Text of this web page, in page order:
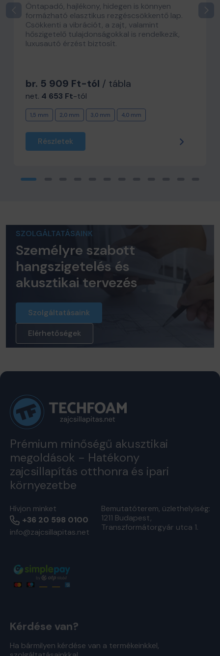
Öntapadó, hajlékony, hidegen is könnyen
formázható elasztikus rezgéscsökkentő lap.
Csökkenti a vibrációt, a zajt, valamint
hőszigetelő tulajdonságokkal is rendelkezik,
luxusautó érzést biztosít.
br. 5 909 Ft-tól / tábla
net. 4 653 Ft-tól
1,5 mm 2,0 mm 3,0 mm 4,0 mm
Részletek
SZOLGÁLTATÁSAINK
Személyre szabott
hangszigetelés és
akusztikai tervezés
Szolgáltatásaink
Elérhetőségek
Prémium minőségű akusztikai
megoldások - Hatékony
zajcsillapítás otthonra és ipari
környezetbe
Hívjon minket
+36 20 598 0100
info@zajcsillapitas.net
Bemutatóterem, üzlethelyiség:
1211 Budapest,
Transzformátorgyár utca 1.
Kérdése van?
Ha bármilyen kérdése van a termékeinkkel,